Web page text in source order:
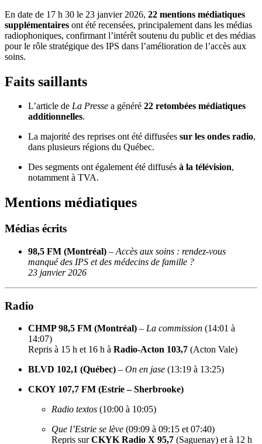
En date de 17 h 30 le 23 janvier 2026, 22 mentions médiatiques
supplémentaires ont été recensées, principalement dans les médias
radiophoniques, confirmant l’intérêt soutenu du public et des médias
pour le rôle stratégique des IPS dans l’amélioration de l’accès aux
soins.
Faits saillants
L’article de La Presse a généré 22 retombées médiatiques
additionnelles.
La majorité des reprises ont été diffusées sur les ondes radio,
dans plusieurs régions du Québec.
Des segments ont également été diffusés à la télévision,
notamment à TVA.
Mentions médiatiques
Médias écrits
98,5 FM (Montréal) – Accès aux soins : rendez-vous
manqué des IPS et des médecins de famille ?
23 janvier 2026
Radio
CHMP 98,5 FM (Montréal) – La commission (14:01 à
14:07)
Repris à 15 h et 16 h à Radio-Acton 103,7 (Acton Vale)
BLVD 102,1 (Québec) – On en jase (13:19 à 13:25)
CKOY 107,7 FM (Estrie – Sherbrooke)
Radio textos (10:00 à 10:05)
Que l’Estrie se lève (09:09 à 09:15 et 07:40)
Repris surCKYK Radio X 95,7 (Saguenay) et à 12 h